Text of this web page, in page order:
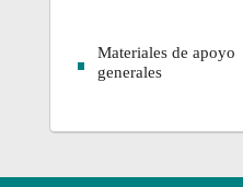
Materiales de apoyo
generales